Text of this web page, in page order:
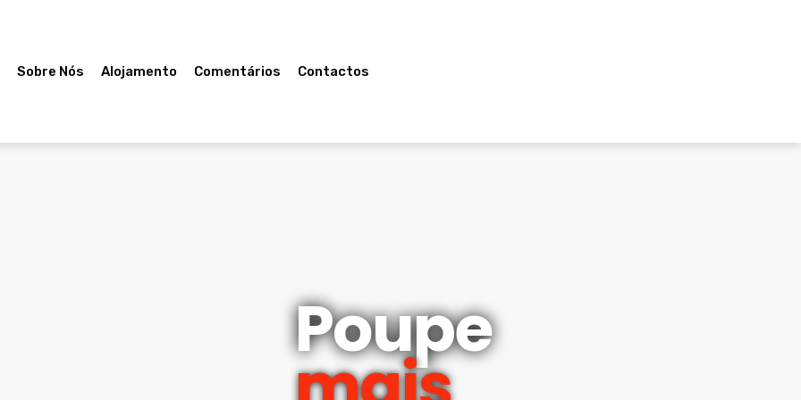
Sobre Nós Alojamento Comentários Contactos
Poupe